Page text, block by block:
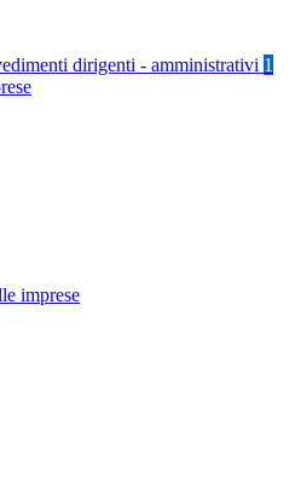
dirigenti - amministrativi 1
imprese